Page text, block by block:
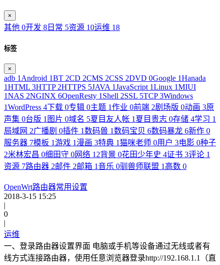
×
其他 0开发 8 日常 5资源 10运维 18
标签
×
adb 1 Android 1BT 2CD 2CMS 2CSS 2DVD 0Google 1Hanada
1HTML 3HTTP 2HTTPS 5JAVA 1JavaScript 1Linux 1MIUI
1NAS 2NGINX 6OpenResty 1 Shell 2SSL 5TCP3Windows
1WordPress 4下载 0专辑 0主题 1作业 0前端 2剧场版 0动画 3原
声集 0台版 1 图片 0域名 5夏目友人帐 1 夏目贵志 0存储 4学习 1
局域网 2广播剧 0插件 1数码兽 1数码宝贝 6数码暴龙 6新作 0
服务器 7模板 1游戏 1 漫画 3特典 1猫咪老师 0用户 3电影 0种子
2米林宏昌 0细田守 0网络 12背景 0花田少年史 4证书 3评论 1
资源 7路由器 2邮件 2邮箱 1音乐 0驯兽师联盟 1 高数 0
OpenWrt路由器常用设置
2018-3-15 15:25
|
0
|
运维
一、登录路由器设置界面 电脑或手机等设备通过无线或者有
线方式连接路由器，使用任意浏览器登录http://192.168.1.1（直